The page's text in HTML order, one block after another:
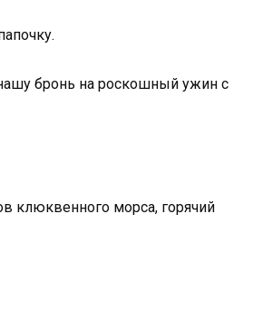
бронь на роскошный ужин с
клюквенного морса, горячий